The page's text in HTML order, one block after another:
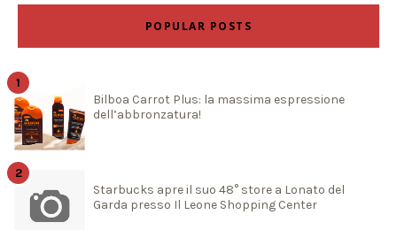
POPULAR POSTS
Bilboa Carrot Plus: la massima espressione
dell’abbronzatura!
Starbucks apre il suo 48° store a Lonato del
Garda presso Il Leone Shopping Center